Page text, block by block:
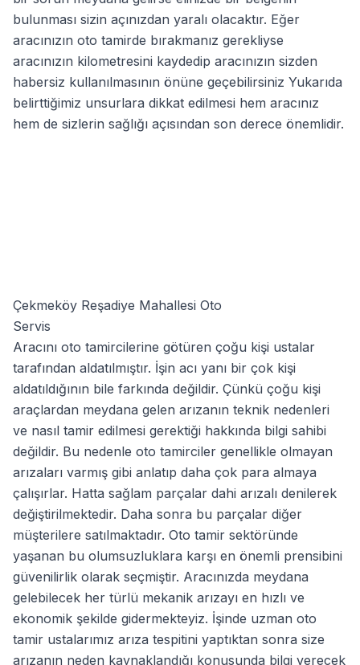
bulunması sizin açınızdan yaralı olacaktır. Eğer
aracınızın oto tamirde bırakmanız gerekliyse
aracınızın kilometresini kaydedip aracınızın sizden
habersiz kullanılmasının önüne geçebilirsiniz Yukarıda
belirttiğimiz unsurlara dikkat edilmesi hem aracınız
hem de sizlerin sağlığı açısından son derece önemlidir.
Çekmeköy Reşadiye Mahallesi Oto
Servis
Aracını oto tamircilerine götüren çoğu kişi ustalar
tarafından aldatılmıştır. İşin acı yanı bir çok kişi
aldatıldığının bile farkında değildir. Çünkü çoğu kişi
araçlardan meydana gelen arızanın teknik nedenleri
ve nasıl tamir edilmesi gerektiği hakkında bilgi sahibi
değildir. Bu nedenle oto tamirciler genellikle olmayan
arızaları varmış gibi anlatıp daha çok para almaya
çalışırlar. Hatta sağlam parçalar dahi arızalı denilerek
değiştirilmektedir. Daha sonra bu parçalar diğer
müşterilere satılmaktadır. Oto tamir sektöründe
yaşanan bu olumsuzluklara karşı en önemli prensibini
güvenilirlik olarak seçmiştir. Aracınızda meydana
gelebilecek her türlü mekanik arızayı en hızlı ve
ekonomik şekilde gidermekteyiz. İşinde uzman oto
tamir ustalarımız arıza tespitini yaptıktan sonra size
arızanın neden kaynaklandığı konusunda bilgi verecek